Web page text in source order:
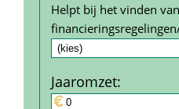
Helpt bij het vinden
Jaar­omzet: